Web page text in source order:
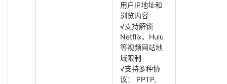
用户IP地址和
浏览内容
√支持解锁
Netflix、Hulu
等视频网站地
域限制
√支持多种协
议： PPTP,